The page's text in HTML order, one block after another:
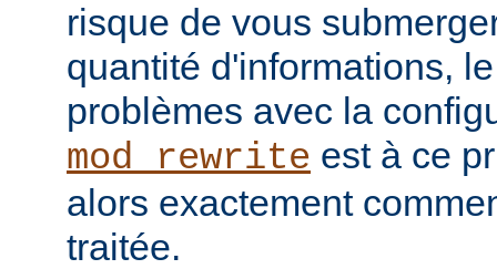
risque de vous
quantité d'informations,
problèmes avec la
mod_rewrite est à ce
alors exactement
traitée.